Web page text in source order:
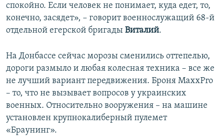
спокойно. Если человек не понимает, куда едет, то,
конечно, засядет», – говорит военнослужащий 68-й
отдельной егерской бригады Виталий.
На Донбассе сейчас морозы сменились оттепелью,
дороги размыло и любая колесная техника – все же
не лучший вариант передвижения. Броня MaxxPro
– то, что не вызывает вопросов у украинских
военных. Относительно вооружения – на машине
установлен крупнокалиберный пулемет
«Браунинг».